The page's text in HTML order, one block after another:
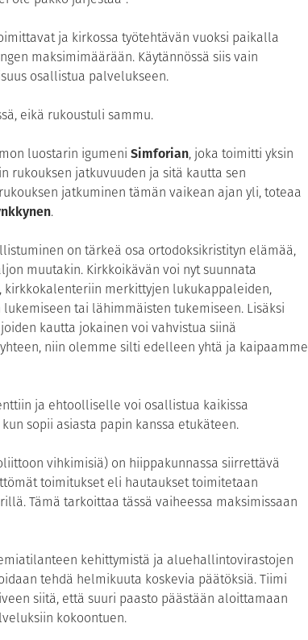
ja kirkossa työtehtävän vuoksi paikalla
maksimimäärään. Käytännössä siis vain
osallistua palvelukseen.
eikä rukoustuli sammu.
luostarin igumeni Simforian, joka toimitti yksin
rukouksen jatkuvuuden ja sitä kautta sen
jatkuminen tämän vaikean ajan yli, toteaa
.
on tärkeä osa ortodoksikristityn elämää,
muutakin. Kirkkoikävän voi nyt suunnata
merkittyjen lukukappaleiden,
tai lähimmäisten tukemiseen. Lisäksi
kautta jokainen voi vahvistua siinä
niin olemme silti edelleen yhtä ja kaipaamme
ja ehtoolliselle voi osallistua kaikissa
sopii asiasta papin kanssa etukäteen.
vihkimisiä) on hiippakunnassa siirrettävä
toimitukset eli hautaukset toimitetaan
Tämä tarkoittaa tässä vaiheessa maksimissaan
kehittymistä ja aluehallintovirastojen
tehdä helmikuuta koskevia päätöksiä. Tiimi
siitä, että suuri paasto päästään aloittamaan
kokoontuen.